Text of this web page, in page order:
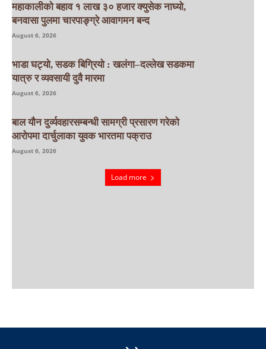
महाकालीको बहाव १ लाख ३० हजार क्युसेक नाघ्यो,
बनवासा पुलमा चारपाङ्ग्रे आवागमन बन्द
August 6, 2026
भाडा घट्यो, सडक बिग्रियो : खलंगा–दल्लेख सडकमा
यात्रु र व्यवसायी दुवै मारमा
August 6, 2026
बाल यौन दुर्व्यवहारसम्बन्धी सामग्री प्रसारण गरेको
आरोपमा दार्चुलाका युवक भारतमा पक्राउ
August 6, 2026
Load more